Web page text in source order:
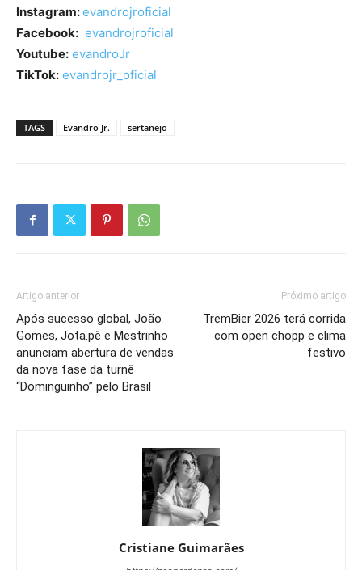
Instagram:evandrojroficial
Facebook: evandrojroficial
Youtube: evandroJr
TikTok: evandrojr_oficial
TAGS Evandro Jr. sertanejo
Artigo anterior
Após sucesso global, João
Gomes, Jota.pê e Mestrinho
anunciam abertura de vendas
da nova fase da turnê
“Dominguinho” pelo Brasil
Próximo artigo
TremBier 2026 terá corrida
com open chopp e clima
festivo
Cristiane Guimarães